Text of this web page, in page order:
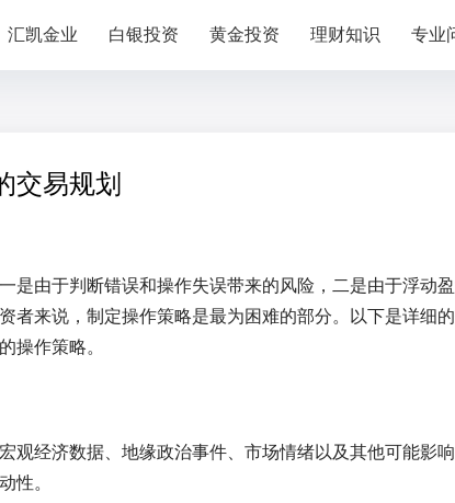
汇凯金业 白银投资 黄金投资 理财知识 专业
交易规划
是由于判断错误和操作失误带来的风险，二是由于浮动
者来说，制定操作策略是最为困难的部分。以下是详细
操作策略。
观经济数据、地缘政治事件、市场情绪以及其他可能影
性。